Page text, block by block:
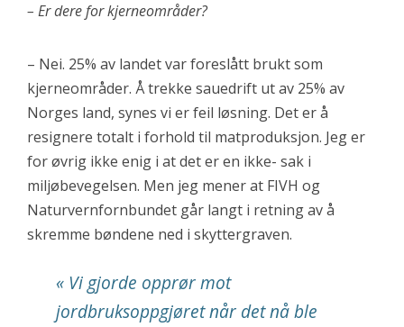
– Er dere for kjerneområder?
– Nei. 25% av landet var foreslått brukt som
kjerneområder. Å trekke sauedrift ut av 25% av
Norges land, synes vi er feil løsning. Det er å
resignere totalt i forhold til matproduksjon. Jeg er
for øvrig ikke enig i at det er en ikke- sak i
miljøbevegelsen. Men jeg mener at FIVH og
Naturvernfornbundet går langt i retning av å
skremme bøndene ned i skyttergraven.
« Vi gjorde opprør mot
jordbruksoppgjøret når det nå ble